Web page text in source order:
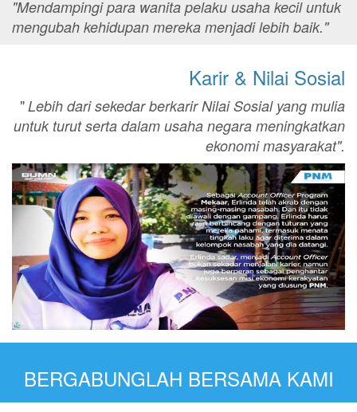
"Mendampingi para wanita pelaku usaha kecil untuk
mengubah kehidupan mereka menjadi lebih baik."
Karir & Nilai Sosial
"Lebih dari sekedar berkarir Nilai Sosial yang mulia
untuk turut serta dalam usaha negara meningkatkan
ekonomi masyarakat".
BERGABUNGLAH BERSAMA KAMI